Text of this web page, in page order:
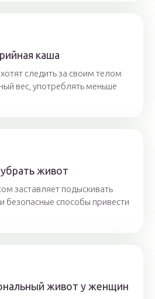
каша
следить за своим телом
вес, употреблять меньше
живот
заставляет подыскивать
безопасные способы привести
живот у женщин